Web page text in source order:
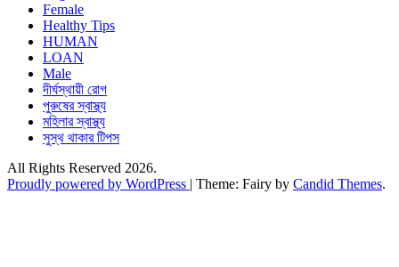
Female
Healthy Tips
HUMAN
LOAN
Male
দীর্ঘস্থায়ী রোগ
পুরুষের স্বাস্থ্য
মহিলার স্বাস্থ্য
সুস্থ থাকার টিপস
All Rights Reserved 2026.
Proudly powered by WordPress | Theme: Fairy by Candid Themes.